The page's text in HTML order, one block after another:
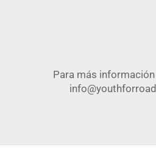
Para más